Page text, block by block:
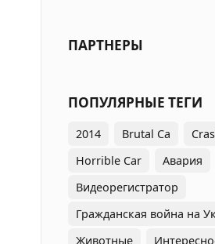
ПАРТНЕРЫ
ПОПУЛЯРНЫЕ ТЕГИ
2014 Brutal Ca
Horrible Car
Авария
Видеорегистратор
Гражданская война на
Животные